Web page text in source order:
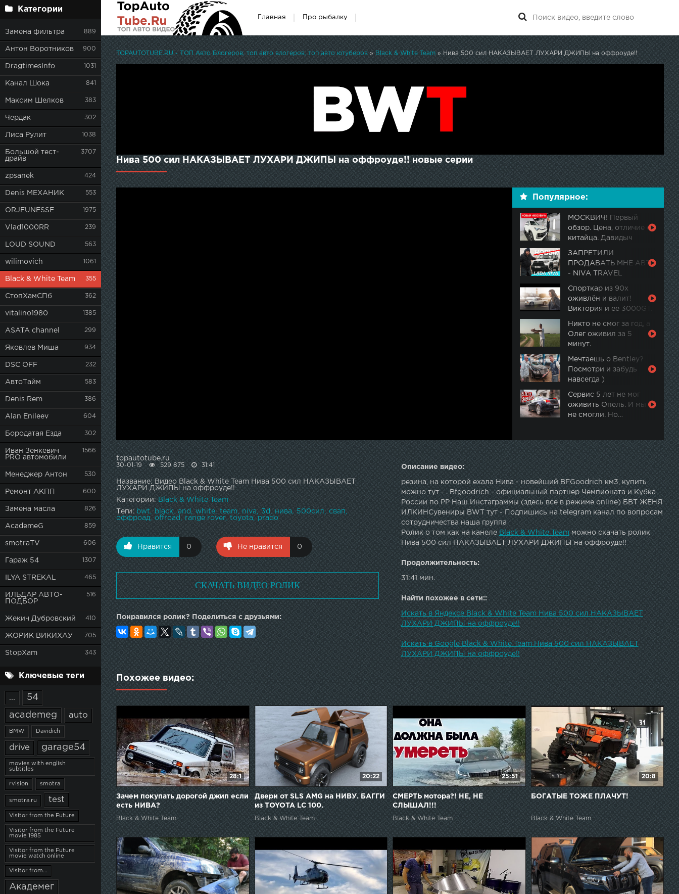
Категории
Замена фильтра 889
Антон Воротников 900
DragtimesInfo 1031
Канал Шока 841
Максим Шелков 383
Чердак 302
Лиса Рулит 1038
Большой тест-
драйв
3707
zpsanek 424
Denis МЕХАНИК 553
ORJEUNESSE 1975
Vlad1000RR 239
LOUD SOUND 563
wilimovich 1061
Black & White Team 355
СтопХамСПб 362
vitalino1980 1385
ASATA channel 299
Яковлев Миша 934
DSC OFF 232
АвтоТайм 583
Denis Rem 386
Alan Enileev 604
Бородатая Езда 302
Иван Зенкевич
PRO автомобили
1566
Менеджер Антон 530
Ремонт АКПП 600
Замена масла 826
AcademeG 859
smotraTV 606
Гараж 54 1307
ILYA STREKAL 465
ИЛЬДАР АВТО-
ПОДБОР
516
Жекич Дубровский 410
ЖОРИК ВИКИХАУ 705
StopXam 343
Ключевые теги
... 54
academeg auto
BMW Davidich
drive garage54
movies with english
subtitles
rvision smotra
smotra.ru test
Visitor from the Future
Visitor from the Future
movie 1985
Visitor from the Future
movie watch online
Visitor from...
Академег
Главная Про рыбалку
TOPAUTOTUBE.RU - ТОП Авто Блогеров, топ авто влогеров, топ авто ютуберов» Black & White Team» Нива 500 сил НАКАЗЫВАЕТ ЛУХАРИ ДЖИПЫ на оффроуде!!
Нива 500 сил НАКАЗЫВАЕТ ЛУХАРИ ДЖИПЫ на оффроуде!! новые серии
Популярное:
МОСКВИЧ! Первый
обзор. Цена, отличие от
китайца. Давидыч
ЗАПРЕТИЛИ
ПРОДАВАТЬ МНЕ АВТО
- NIVA TRAVEL
Спорткар из 90х
оживлён и валит!
Виктория и ее 3000GT.
Никто не смог за год, а
Олег оживил за 5
минут.
Мечтаешь о Bentley?
Посмотри и забудь
навсегда )
Сервис 5 лет не мог
оживить Опель. И мы
не смогли. Но…
topautotube.ru
Описание видео:
резина, на которой ехала Нива - новейший BFGoodrich км3, купить
можно тут - . Bfgoodrich - официальный партнер Чемпионата и Кубка
России по РР Наш Инстаграммы (здесь все в режиме online) БВТ ЖЕНЯ
ИЛКИНСувениры BWT тут - Подпишись на telegram канал по вопросам
сотрудничества наша группа
Ролик о том как на канелеBlack & White Teamможно скачать ролик
Нива 500 сил НАКАЗЫВАЕТ ЛУХАРИ ДЖИПЫ на оффроуде!!
Продолжительность:
31:41 мин.
Найти похожее в сети::
Искать в Яндексе Black & White Team Нива 500 сил НАКАЗЫВАЕТ
ЛУХАРИ ДЖИПЫ на оффроуде!!
Искать в Google Black & White Team Нива 500 сил НАКАЗЫВАЕТ
ЛУХАРИ ДЖИПЫ на оффроуде!!
30-01-19 529 875 31:41
Название: Видео Black & White Team Нива 500 сил НАКАЗЫВАЕТ
ЛУХАРИ ДЖИПЫ на оффроуде!!
Категории:Black & White Team
Теги: bwt black and white team niva 3d нива 500сил
свап
оффроад
offroad range rover toyota prado
Нравится 0 Не нравится 0
СКАЧАТЬ ВИДЕО РОЛИК
Понравился ролик? Поделиться с друзьями:
Похожее видео:
28:1
Зачем покупать дорогой джип если
есть НИВА?
Black & White Team
20:22
Двери от SLS AMG на НИВУ. БАГГИ
из TOYOTA LC 100.
Black & White Team
25:51
СМЕРТЬ мотора?! НЕ, НЕ
СЛЫШАЛ!!!
Black & White Team
20:8
БОГАТЫЕ ТОЖЕ ПЛАЧУТ!
Black & White Team